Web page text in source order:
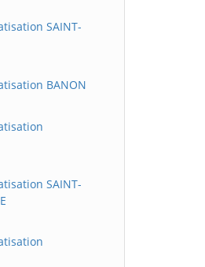
SAINT-
BANON
SAINT-